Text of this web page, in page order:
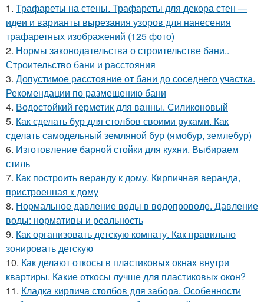
1. Трафареты на стены. Трафареты для декора стен —
идеи и варианты вырезания узоров для нанесения
трафаретных изображений (125 фото)
2. Нормы законодательства о строительстве бани..
Строительство бани и расстояния
3. Допустимое расстояние от бани до соседнего участка.
Рекомендации по размещению бани
4. Водостойкий герметик для ванны. Силиконовый
5. Как сделать бур для столбов своими руками. Как
сделать самодельный земляной бур (ямобур, землебур)
6. Изготовление барной стойки для кухни. Выбираем
стиль
7. Как построить веранду к дому. Кирпичная веранда,
пристроенная к дому
8. Нормальное давление воды в водопроводе. Давление
воды: нормативы и реальность
9. Как организовать детскую комнату. Как правильно
зонировать детскую
10. Как делают откосы в пластиковых окнах внутри
квартиры. Какие откосы лучше для пластиковых окон?
11. Кладка кирпича столбов для забора. Особенности